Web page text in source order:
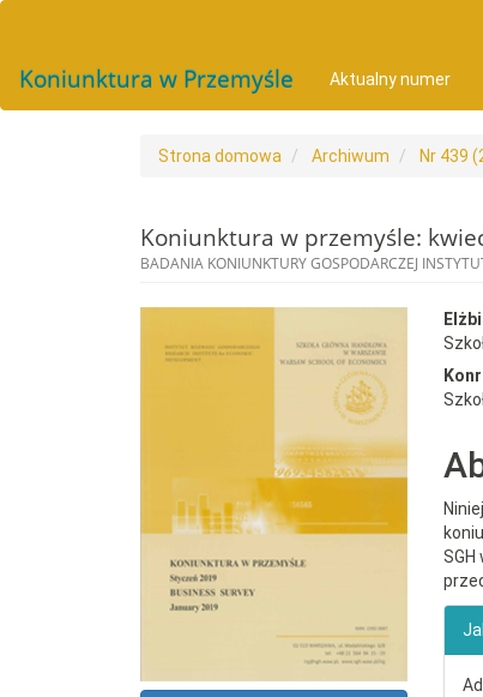
Koniunktura w Przemyśle Aktualny numer
Strona domowa Archiwum Nr 439
Koniunktura w przemyśle:
BADANIA KONIUNKTURY GOSPODARCZEJ